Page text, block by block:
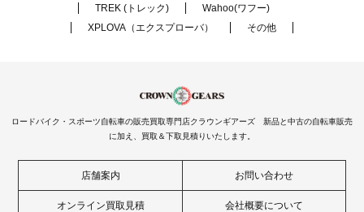
TREK (トレック)
Wahoo(ワフー)
XPLOVA（エクスプローバ）
その他
ロードバイク・スポーツ自転車の販売買取専門店クラウンギアーズ 新品と中古の自転車販売
に加え、買取＆下取見積りいたします。
店舗案内 お問い合わせ
オンライン買取見積 会社概要について